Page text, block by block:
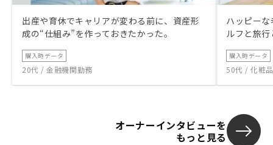
出産や育休でキャリアが変わる前に、資産形
成の“仕組み”を作っておきたかった。
購入時データ
20代 / 金融機関勤務
ハッピー
ルフと旅
購入時データ
50代 / 化粧
オーナーインタビューを
もっと見る